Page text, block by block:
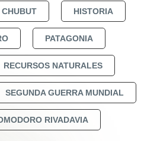
CHUBUT HISTORIA
PATAGONIA
RECURSOS NATURALES
SEGUNDA GUERRA MUNDIAL
RIVADAVIA